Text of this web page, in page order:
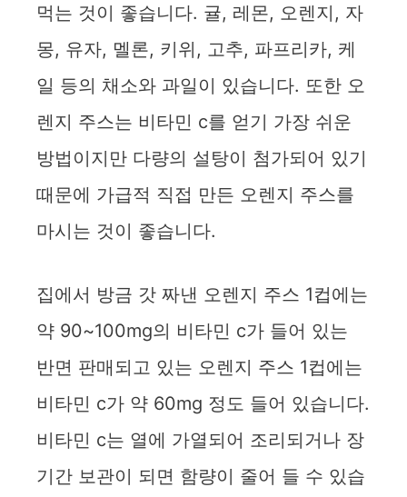
먹는 것이 좋습니다. 귤, 레몬, 오렌지, 자
몽, 유자, 멜론, 키위, 고추, 파프리카, 케
일 등의 채소와 과일이 있습니다. 또한 오
렌지 주스는 비타민 c를 얻기 가장 쉬운
방법이지만 다량의 설탕이 첨가되어 있기
때문에 가급적 직접 만든 오렌지 주스를
마시는 것이 좋습니다.
집에서 방금 갓 짜낸 오렌지 주스 1컵에는
약 90~100mg의 비타민 c가 들어 있는
반면 판매되고 있는 오렌지 주스 1컵에는
비타민 c가 약 60mg 정도 들어 있습니다.
비타민 c는 열에 가열되어 조리되거나 장
기간 보관이 되면 함량이 줄어 들 수 있습